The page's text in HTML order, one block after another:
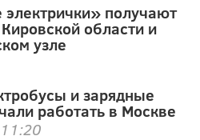
электрички» получают
области и
узле
и зарядные
работать в Москве